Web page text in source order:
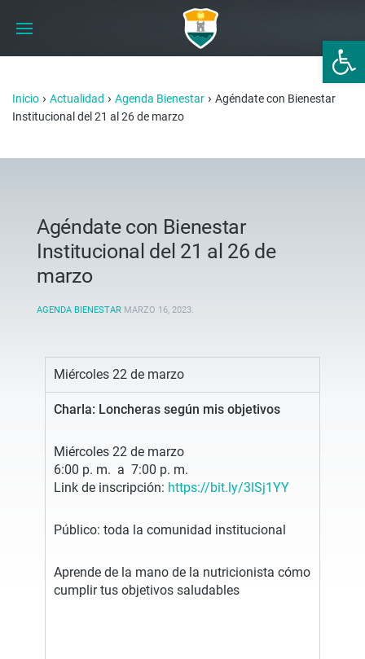
Abrir
Inicio › Actualidad › Agenda Bienestar › Agéndate con Bienestar
Institucional del 21 al 26 de marzo
Agéndate con Bienestar
Institucional del 21 al 26 de
marzo
AGENDA BIENESTAR MARZO 16, 2023.
Miércoles 22 de marzo
Charla: Loncheras según mis objetivos
Miércoles 22 de marzo
6:00 p. m. a 7:00 p. m.
Link de inscripción: https://bit.ly/3lSj1YY
Público: toda la comunidad institucional
Aprende de la mano de la nutricionista cómo
cumplir tus objetivos saludables